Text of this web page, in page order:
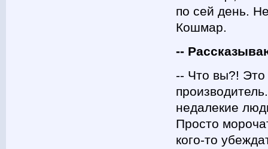
по сей день.
Кошмар.
--
-- Что вы?!
недалекие
Просто
кого-то